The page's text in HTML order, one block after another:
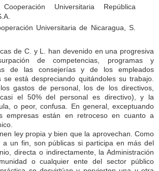
Universitaria República
Universitaria de Nicaragua, S.
de C. y L. han devenido en una progresiva
de competencias, programas y
de las consejerías y de los empleados
se está despreciando quitándoles su trabajo.
gastos de personal, los de los directivos,
el 50% del personal es directivo), y la
o peor, confusa. En general, exceptuando
empresas están en retroceso en cuanto a
ley propia y bien que la aprovechan. Como
a un fin, son públicas si participa en más del
directa o indirectamente, la Administración
o cualquier ente del sector público